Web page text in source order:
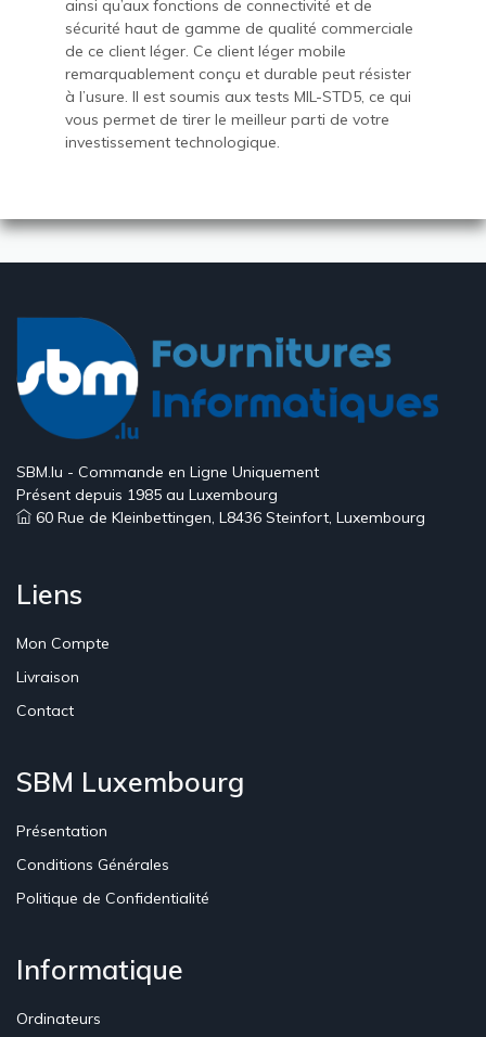
ainsi qu’aux fonctions de connectivité et de
sécurité haut de gamme de qualité commerciale
de ce client léger. Ce client léger mobile
remarquablement conçu et durable peut résister
à l’usure. Il est soumis aux tests MIL-STD5, ce qui
vous permet de tirer le meilleur parti de votre
investissement technologique.
SBM.lu - Commande en Ligne Uniquement
Présent depuis 1985 au Luxembourg
60 Rue de Kleinbettingen, L8436 Steinfort, Luxembourg
Liens
Mon Compte
Livraison
Contact
SBM Luxembourg
Présentation
Conditions Générales
Politique de Confidentialité
Informatique
Ordinateurs